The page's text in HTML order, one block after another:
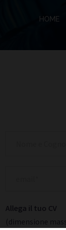
HOME
Allega il tuo CV
(dimensione